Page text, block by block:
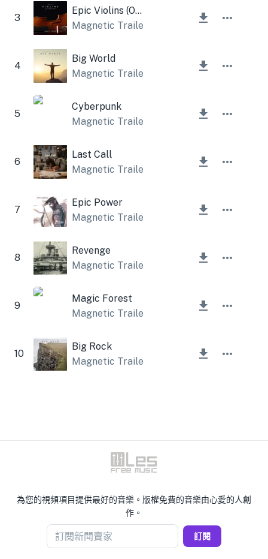
3
Epic Violins (Orchestral)
Magnetic Trailer
4
Big World
Magnetic Trailer
5
Cyberpunk
Magnetic Trailer
6
Last Call
Magnetic Trailer
7
Epic Power
Magnetic Trailer
8
Revenge
Magnetic Trailer
9
Magic Forest
Magnetic Trailer
10
Big Rock
Magnetic Trailer
為您的視頻項目提供最好的音樂。版權免費的音樂由心愛的人創
作。
訂閱新聞賣家 訂閱